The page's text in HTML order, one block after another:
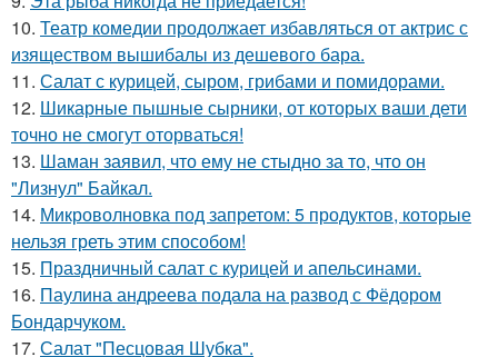
10. Театр комедии продолжает избавляться от актрис с
изяществом вышибалы из дешевого бара.
11. Салат с курицей, сыром, грибами и помидорами.
12. Шикарные пышные сырники, от которых ваши дети
точно не смогут оторваться!
13. Шаман заявил, что ему не стыдно за то, что он
"Лизнул" Байкал.
14. Микроволновка под запретом: 5 продуктов, которые
нельзя греть этим способом!
15. Праздничный салат с курицей и апельсинами.
16. Паулина андреева подала на развод с Фёдором
Бондарчуком.
17. Салат "Песцовая Шубка".